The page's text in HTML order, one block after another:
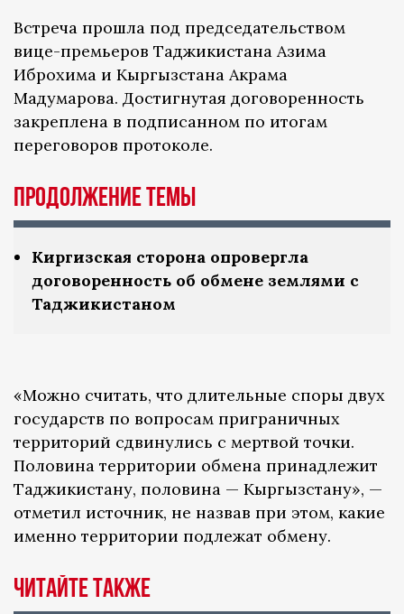
Встреча прошла под председательством
вице-премьеров Таджикистана Азима
Иброхима и Кыргызстана Акрама
Мадумарова. Достигнутая договоренность
закреплена в подписанном по итогам
переговоров протоколе.
Продолжение темы
Киргизская сторона опровергла
договоренность об обмене землями с
Таджикистаном
«Можно считать, что длительные споры двух
государств по вопросам приграничных
территорий сдвинулись с мертвой точки.
Половина территории обмена принадлежит
Таджикистану, половина — Кыргызстану», —
отметил источник, не назвав при этом, какие
именно территории подлежат обмену.
Читайте также